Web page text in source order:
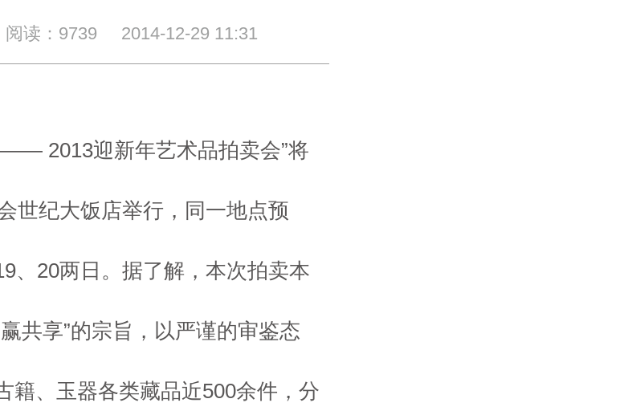
读：9739 2014-12-29 11:31
2013迎新年艺术品拍卖会”将
世纪大饭店举行，同一地点预
、20两日。据了解，本次拍卖本
共享”的宗旨，以严谨的审鉴态
籍、玉器各类藏品近500余件，分